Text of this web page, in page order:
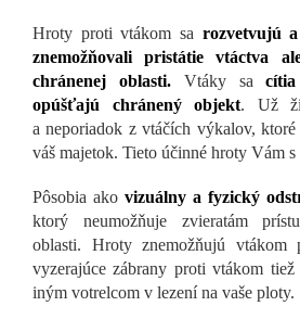
Hroty proti vtákom sa rozvetvujú
znemožňovali pristátie vtáctva
chránenej oblasti.
Vtáky sa
opúšťajú chránený objekt. Už
a neporiadok z vtáčích výkalov,
váš majetok. Tieto účinné hroty Vám
Pôsobia ako vizuálny a fyzický
ktorý neumožňuje zvieratám
oblasti. Hroty znemožňujú vtákom
vyzerajúce zábrany proti vtákom
iným votrelcom v lezení na vaše ploty.